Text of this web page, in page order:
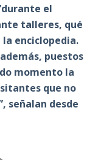
el
talleres, qué
enciclopedia.
puestos
momento la
que no
señalan desde